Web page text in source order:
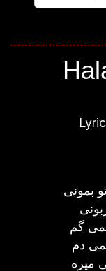
بمونی
گم
دم
میره